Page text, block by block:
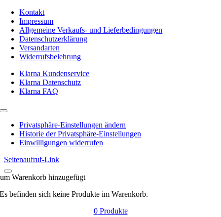
Kontakt
Impressum
Allgemeine Verkaufs- und Lieferbedingungen
Datenschutzerklärung
Versandarten
Widerrufsbelehrung
Klarna Kundenservice
Klarna Datenschutz
Klarna FAQ
Toggle
NavigationPrivatsphäre-Einstellungen ändern
Historie der Privatsphäre-Einstellungen
Einwilligungen widerrufen
Seitenaufruf-Link
Warenkorb hinzugefügt
Es befinden sich keine Produkte im Warenkorb.
0Produkte